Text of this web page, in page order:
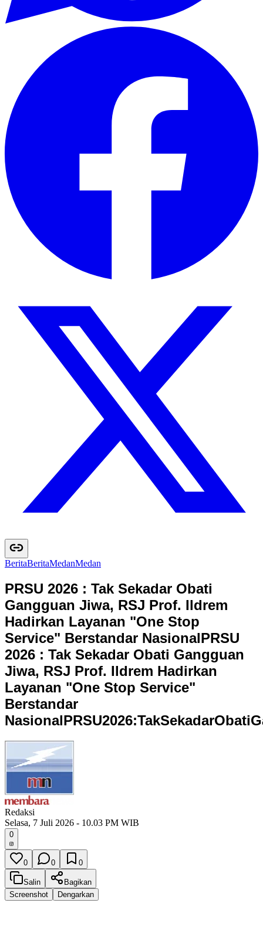
BeritaBeritaMedanMedan
PRSU 2026 : Tak Sekadar Obati
Gangguan Jiwa, RSJ Prof. Ildrem
Hadirkan Layanan "One Stop
Service" Berstandar NasionalPRSU
2026 : Tak Sekadar Obati Gangguan
Jiwa, RSJ Prof. Ildrem Hadirkan
Layanan "One Stop Service"
Berstandar
NasionalPRSU2026:TakSekadarObatiG
Redaksi
Selasa, 7 Juli 2026 - 10.03 PM WIB
0
0 0 0
Salin
Bagikan
Screenshot
Dengarkan